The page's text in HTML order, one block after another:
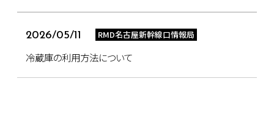
2026/05/11 RMD名古屋新幹線口情報局
冷蔵庫の利用方法について